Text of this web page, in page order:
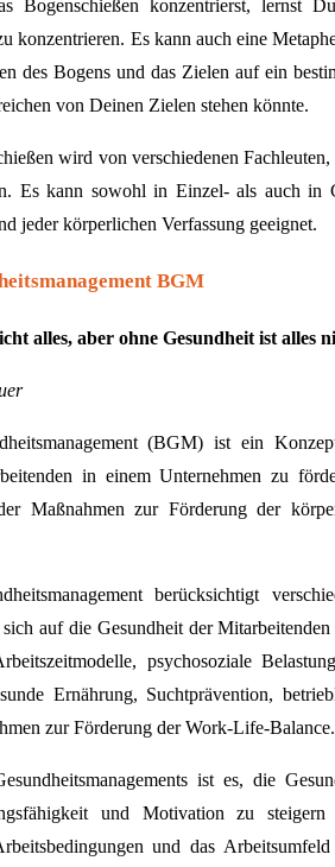
Bogenschießen konzentrierst, lernst
konzentrieren. Es kann auch eine
des Bogens und das Zielen auf ein
von Deinen Zielen stehen könnte.
wird von verschiedenen
Es kann sowohl in Einzel- als auch in
jeder körperlichen Verfassung geeignet.
BGM
alles, aber ohne Gesundheit ist alles
(BGM) ist ein
in einem Unternehmen zu
Maßnahmen zur Förderung der
berücksichtigt
auf die Gesundheit der
psychosoziale
Ernährung, Suchtprävention,
zur Förderung der Work-Life-Balance.
ist es, die
und Motivation zu
und das